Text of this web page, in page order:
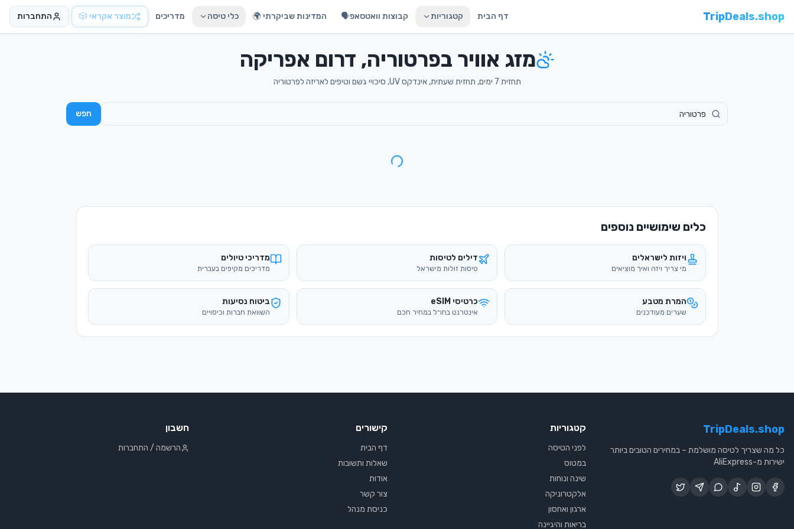
TripDeals.shop דף הבית קטגוריות קבוצות וואטסאפ🗣️ המדינות שביקרתי 🌍 כלי טיסה מדריכים מוצר אקראי 🎲 התחברות
מזג אוויר בפרטוריה, דרום אפריקה
תחזית 7 ימים, תחזית שעתית, אינדקס UV, סיכויי גשם וטיפים לאריזה לפרטוריה
חפש
כלים שימושיים נוספים
ויזות לישראלים
מי צריך ויזה ואיך מוציאים
דילים לטיסות
טיסות זולות מישראל
מדריכי טיולים
מדריכים מקיפים בעברית
המרת מטבע
שערים מעודכנים
כרטיסי eSIM
אינטרנט בחו״ל במחיר חכם
ביטוח נסיעות
השוואת חברות וכיסויים
TripDeals.shop
כל מה שצריך לטיסה מושלמת – במחירים הטובים ביותר
ישירות מ-AliExpress
קטגוריות
לפני הטיסה
במטוס
שינה ונוחות
אלקטרוניקה
ארגון ואחסון
בריאות והיגיינה
קישורים
דף הבית
שאלות ותשובות
אודות
צור קשר
כניסת מנהל
חשבון
הרשמה / התחברות